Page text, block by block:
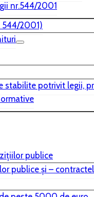
nr.544/2001
544/2001)
stabilite potrivit legii,
publice
publice şi –